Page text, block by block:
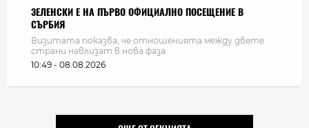
ЗЕЛЕНСКИ Е НА ПЪРВО ОФИЦИАЛНО ПОСЕЩЕНИЕ В
СЪРБИЯ
Визитата показва, че отношенията между двете
страни навлизат в нова фаза
10:49 - 08.08.2026